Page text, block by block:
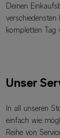
Deinen
kompletten Tag
Unser
In all unseren
einfach wie
Reihe von